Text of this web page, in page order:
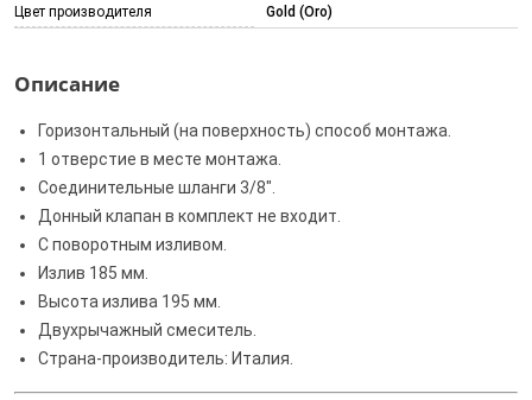
Цвет производителя Gold (Oro)
Описание
Горизонтальный (на поверхность) способ монтажа.
1 отверстие в месте монтажа.
Соединительные шланги 3/8".
Донный клапан в комплект не входит.
С поворотным изливом.
Излив 185 мм.
Высота излива 195 мм.
Двухрычажный смеситель.
Страна-производитель: Италия.